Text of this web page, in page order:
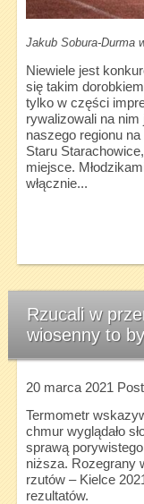
Jakub Sobura-Durma
Niewiele jest
się takim
tylko w części
rywalizowali na
naszego regionu na
Staru
miejsce.
włącznie...
Rzucali w
wiosenny to
20 marca 2021
Termometr
chmur wyglądało
sprawą
niższa. Rozegrany
rzutów – Kielce
rezultatów.